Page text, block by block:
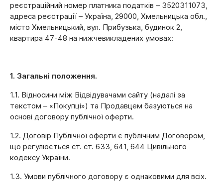
реєстраційний номер платника податків – 3520311073,
адреса реєстрації – Україна, 29000, Хмельницька обл.,
місто Хмельницький, вул. Прибузька, будинок 2,
квартира 47-48 на нижчевикладених умовах:
1. Загальні положення.
1.1. Відносини між Відвідувачами сайту (надалі за
текстом – «Покупці») та Продавцем базуються на
основі договору публічної оферти.
1.2. Договір Публічної оферти є публічним Договором,
що регулюється ст. ст. 633, 641, 644 Цивільного
кодексу України.
1.3. Умови публічного договору є однаковими для всіх.